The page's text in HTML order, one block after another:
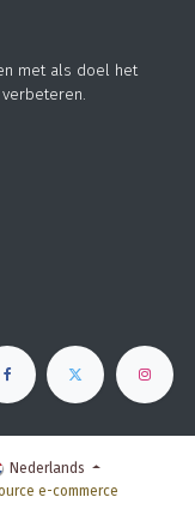
met als doel het
Nederlands
e-commerce